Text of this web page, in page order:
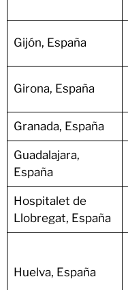
Gijón, España
Girona, España
Granada, España
Guadalajara,
España
Hospitalet de
Llobregat, España
Huelva, España